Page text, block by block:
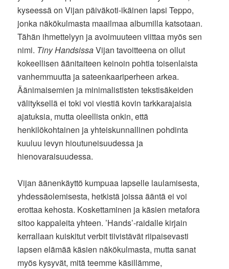
kyseessä on Vijan päiväkoti-ikäinen lapsi Teppo,
jonka näkökulmasta maailmaa albumilla katsotaan.
Tähän ihmettelyyn ja avoimuuteen viittaa myös sen
nimi. Tiny HandsissaVijan tavoitteena on ollut
kokeellisen äänitaiteen keinoin pohtia toisenlaista
vanhemmuutta ja sateenkaariperheen arkea.
Äänimaisemien ja minimalististen tekstisäkeiden
välityksellä ei toki voi viestiä kovin tarkkarajaisia
ajatuksia, mutta oleellista onkin, että
henkilökohtainen ja yhteiskunnallinen pohdinta
kuuluu levyn hioutuneisuudessa ja
hienovaraisuudessa.
Vijan äänenkäyttö kumpuaa lapselle laulamisesta,
yhdessäolemisesta, hetkistä joissa ääntä ei voi
erottaa kehosta. Koskettaminen ja käsien metafora
sitoo kappaleita yhteen. ’Hands’-raidalle kirjain
kerrallaan kuiskitut verbit tiivistävät riipaisevasti
lapsen elämää käsien näkökulmasta, mutta sanat
myös kysyvät, mitä teemme käsillämme,